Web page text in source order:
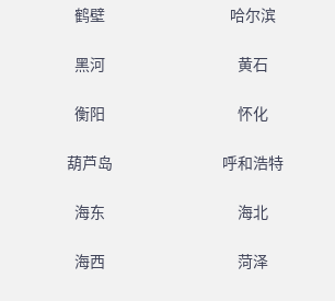
鹤壁 哈尔滨
黑河 黄石
衡阳 怀化
葫芦岛 呼和浩特
海东 海北
海西 菏泽